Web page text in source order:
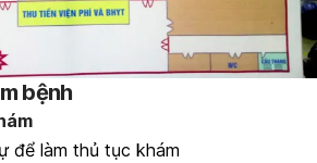
bệnh
để làm thủ tục khám